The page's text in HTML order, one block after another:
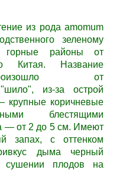
из рода amomum
зеленому
районы от
Китая. Название
от
"шило", из-за острой
коричневые
блестящими
— от 2 до 5 см. Имеют
запах, с оттенком
дыма черный
сушении плодов на